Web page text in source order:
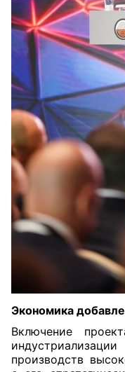
Экономика
Включение
производств